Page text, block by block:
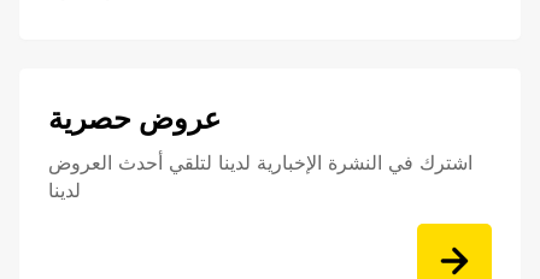
عروض حصرية
اشترك في النشرة الإخبارية لدينا لتلقي أحدث العروض
لدينا